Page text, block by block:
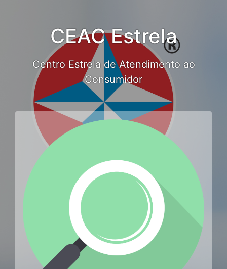
CEAC Estrela
Centro Estrela de Atendimento ao
Consumidor